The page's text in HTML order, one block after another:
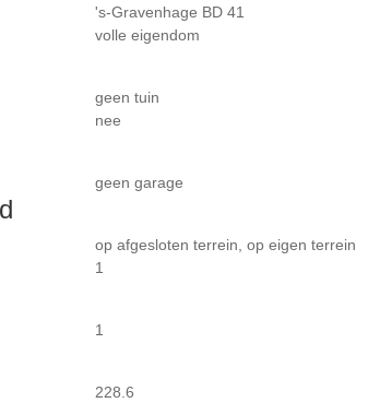
's-Gravenhage BD 41
volle eigendom
geen tuin
nee
geen garage
op afgesloten terrein, op eigen terrein
1
1
228.6